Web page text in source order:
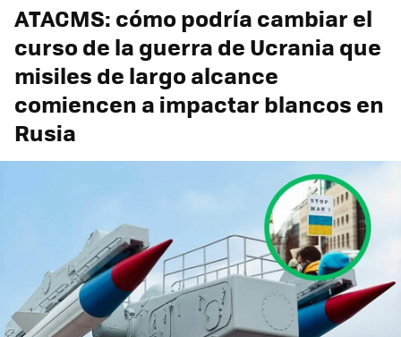
ATACMS: cómo podría cambiar el
curso de la guerra de Ucrania que
misiles de largo alcance
comiencen a impactar blancos en
Rusia